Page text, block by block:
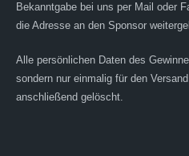
Bekanntgabe bei uns per Mail oder
die Adresse an den Sponsor
Alle persönlichen Daten des
sondern nur einmalig für den
anschließend gelöscht.